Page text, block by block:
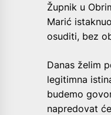
Župnik u
Marić
osuditi, bez
Danas želim
legitimna
budemo
napredovat